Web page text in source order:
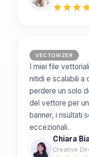
VECTORIZER
I miei file
nitidi e scalabili a
perdere un solo
del vettore per
banner, i risultati
eccezionali.
Chiara
Creative